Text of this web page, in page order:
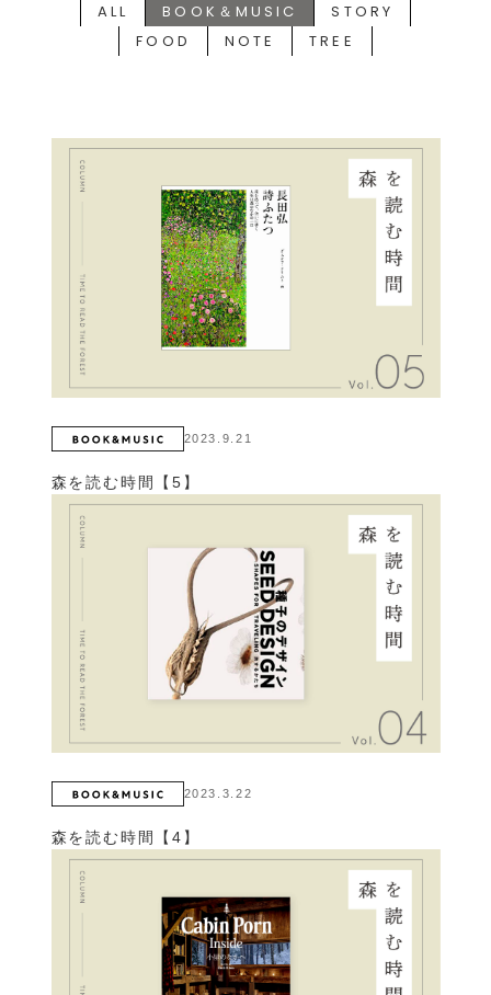
ALL BOOK＆MUSIC
STORY
FOOD
NOTE TREE
2023.9.21
森を読む時間【5】
2023.3.22
森を読む時間【4】